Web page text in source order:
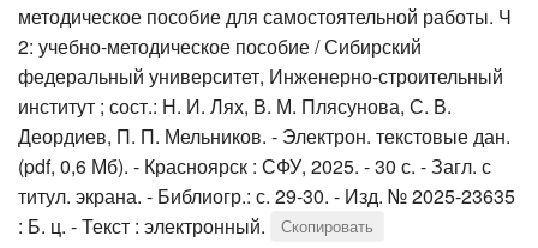
методическое пособие для самостоятельной работы. Ч
2: учебно-методическое пособие / Сибирский
федеральный университет, Инженерно-строительный
институт ; сост.: Н. И. Лях, В. М. Плясунова, С. В.
Деордиев, П. П. Мельников. - Электрон. текстовые дан.
(pdf, 0,6 Мб). - Красноярск : СФУ, 2025. - 30 с. - Загл. с
титул. экрана. - Библиогр.: с. 29-30. - Изд. № 2025-23635
: Б. ц. - Текст : электронный.
Скопировать